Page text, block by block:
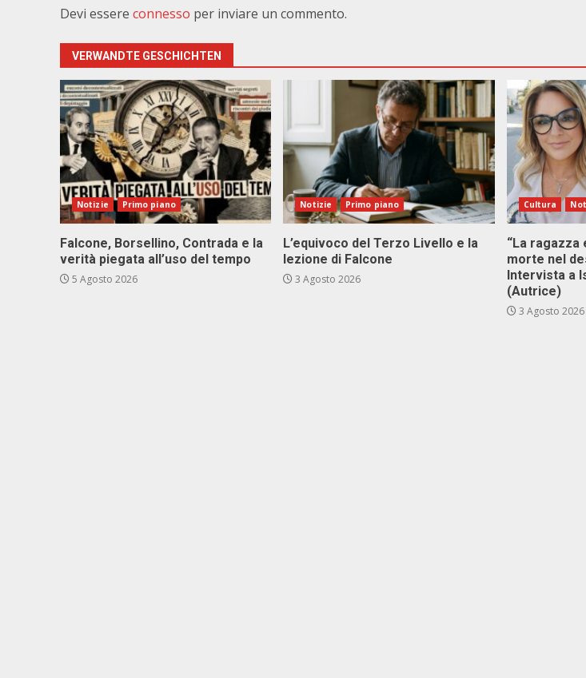
Devi essere connesso per inviare un commento.
VERWANDTE GESCHICHTEN
Notizie Primo piano
Falcone, Borsellino, Contrada e la
verità piegata all’uso del tempo
5 Agosto 2026
Notizie Primo piano
L’equivoco del Terzo Livello e la
lezione di Falcone
3 Agosto 2026
Cultura
“La ragazza
morte nel
Intervista a
(Autrice)
3 Agosto 2026